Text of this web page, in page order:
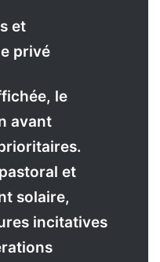
et
privé
le
avant
et
solaire,
incitatives